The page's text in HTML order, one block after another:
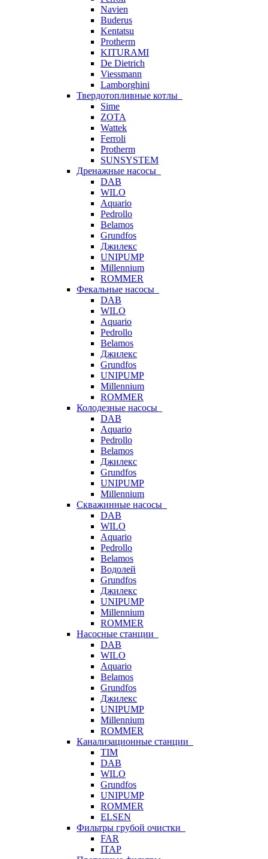
Navien
Buderus
Kentatsu
Protherm
KITURAMI
De Dietrich
Viessmann
Lamborghini
Твердотопливные котлы
Sime
ZOTA
Wattek
Ferroli
Protherm
SUNSYSTEM
Дренажные насосы
DAB
WILO
Aquario
Pedrollo
Belamos
Grundfos
Джилекс
UNIPUMP
Millennium
ROMMER
Фекальные насосы
DAB
WILO
Aquario
Pedrollo
Belamos
Джилекс
Grundfos
UNIPUMP
Millennium
ROMMER
Колодезные насосы
DAB
Aquario
Pedrollo
Belamos
Джилекс
Grundfos
UNIPUMP
Millennium
Скважинные насосы
DAB
WILO
Aquario
Pedrollo
Belamos
Водолей
Grundfos
Джилекс
UNIPUMP
Millennium
ROMMER
Насосные станции
DAB
WILO
Aquario
Belamos
Grundfos
Джилекс
UNIPUMP
Millennium
ROMMER
Канализационные станции
TIM
DAB
WILO
Grundfos
UNIPUMP
ROMMER
ELSEN
Фильтры грубой очистки
FAR
ITAP